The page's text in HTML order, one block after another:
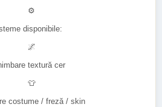
disponibile:
textură cer
costume / freză / skin